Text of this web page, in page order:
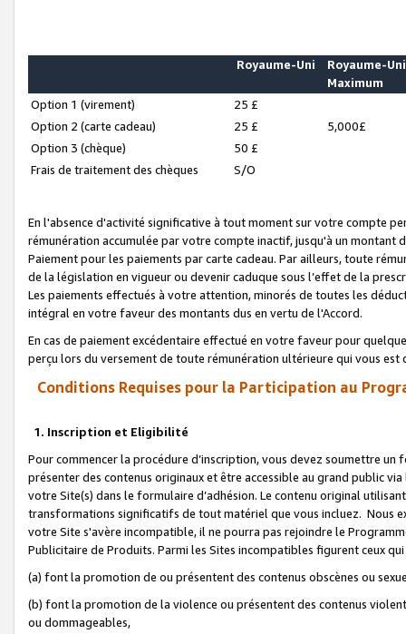
Royaume-Uni
Royaume-Uni
Maximum
Option 1 (virement)
25 £
Option 2 (carte cadeau)
25 £
5,000£
Option 3 (chèque)
50 £
Frais de traitement des chèques
S/O
En l'absence d'activité significative à tout moment sur votre compte
rémunération accumulée par votre compte inactif, jusqu'à un montant
Paiement pour les paiements par carte cadeau. Par ailleurs, toute
de la législation en vigueur ou devenir caduque sous l’effet de la
Les paiements effectués à votre attention, minorés de toutes les
intégral en votre faveur des montants dus en vertu de l'Accord.
En cas de paiement excédentaire effectué en votre faveur pour
perçu lors du versement de toute rémunération ultérieure qui vous est
Conditions Requises pour la Participation au
1. Inscription et Eligibilité
Pour commencer la procédure d’inscription, vous devez soumettre
présenter des contenus originaux et être accessible au grand public
votre Site(s) dans le formulaire d’adhésion. Le contenu original
transformations significatifs de tout matériel que vous incluez. Nous
votre Site s'avère incompatible, il ne pourra pas rejoindre le
Publicitaire de Produits. Parmi les Sites incompatibles figurent ceux
(a) font la promotion de ou présentent des contenus obscènes ou
(b) font la promotion de la violence ou présentent des contenus
ou dommageables,